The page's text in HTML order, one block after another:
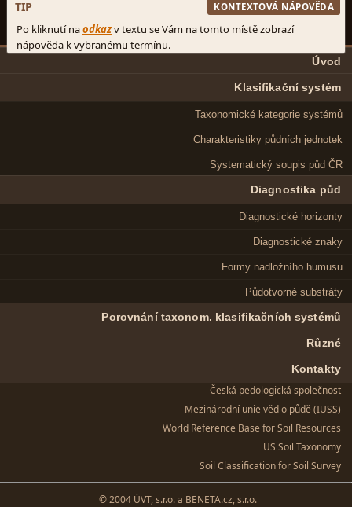
Úvod
Klasifikační systém
Taxonomické kategorie systémů
Charakteristiky půdních jednotek
Systematický soupis půd ČR
Diagnostika půd
Diagnostické horizonty
Diagnostické znaky
Formy nadložního humusu
Půdotvorné substráty
Porovnání taxonom. klasifikačních systémů
Různé
Kontakty
Česká pedologická společnost
Mezinárodní unie věd o půdě (IUSS)
World Reference Base for Soil Resources
US Soil Taxonomy
Soil Classification for Soil Survey
© 2004 ÚVT, s.r.o. a BENETA.cz, s.r.o.